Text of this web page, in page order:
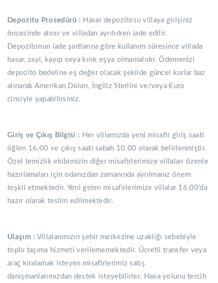
Depozito Prosedürü : Hasar depozitosu villaya girişiniz
öncesinde alınır ve villadan ayrılırken iade edilir.
Depozitonun iade şartlarına göre kullanım süresince villada
hasar, zayi, kayıp veya kırık eşya olmamalıdır. Ödemenizi
depozito bedeline eş değer olacak şekilde güncel kurlar baz
alınarak Amerikan Doları, İngiliz Sterlini ve/veya Euro
cinsiyle yapabilirsiniz.
Giriş ve Çıkış Bilgisi : Her villamızda yeni misafir giriş saati
öğlen 16.00 ve çıkış saati sabah 10.00 olarak belirlenmiştir.
Özel temizlik ekibimizin diğer misafirlerimize villaları özenle
hazırlamaları için odanızdan zamanında ayrılmanız önem
teşkil etmektedir. Yeni gelen misafirlerimize villalar 16.00’da
hazır olarak teslim edilmektedir.
Ulaşım : Villalarımızın şehir merkezine uzaklığı sebebiyle
toplu taşıma hizmeti verilememektedir. Ücretli transfer veya
araç kiralamak isteyen misafirlerimiz satış
danışmanlarımızdan destek isteyebilirler. Hava yolunu tercih